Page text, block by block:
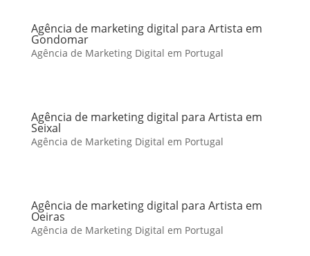
Agência de marketing digital para Artista em
Gondomar
Agência de Marketing Digital em Portugal
Agência de marketing digital para Artista em
Seixal
Agência de Marketing Digital em Portugal
Agência de marketing digital para Artista em
Oeiras
Agência de Marketing Digital em Portugal